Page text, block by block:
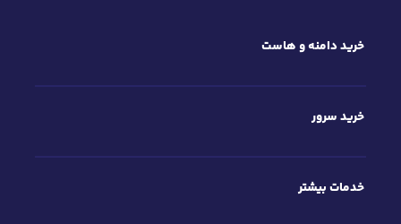
خرید دامنه و هاست
خرید سرور
خدمات بیشتر